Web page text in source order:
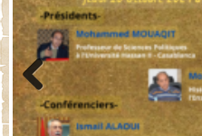
Previo
us